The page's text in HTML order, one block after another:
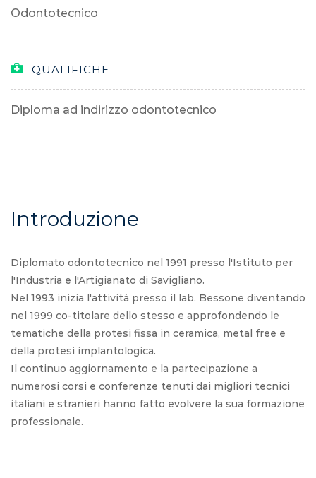
Odontotecnico
QUALIFICHE
Diploma ad indirizzo odontotecnico
Introduzione
Diplomato odontotecnico nel 1991 presso l'Istituto per
l'Industria e l'Artigianato di Savigliano.
Nel 1993 inizia l'attività presso il lab. Bessone diventando
nel 1999 co-titolare dello stesso e approfondendo le
tematiche della protesi fissa in ceramica, metal free e
della protesi implantologica.
Il continuo aggiornamento e la partecipazione a
numerosi corsi e conferenze tenuti dai migliori tecnici
italiani e stranieri hanno fatto evolvere la sua formazione
professionale.